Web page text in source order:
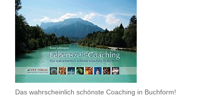
Das wahrscheinlich schönste Coaching in Buchform!